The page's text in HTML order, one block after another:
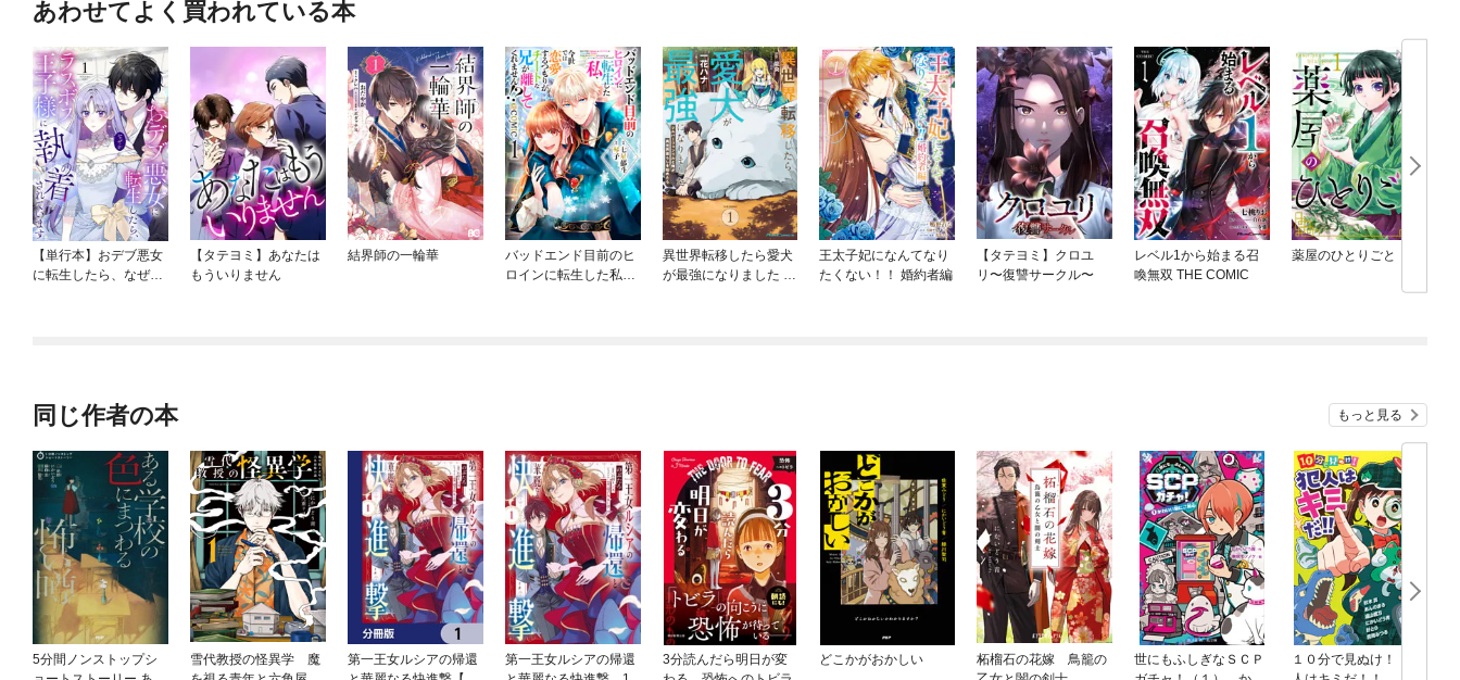
あわせてよく買われている本
【単行本】おデブ悪女
に転生したら、なぜか
【タテヨミ】あなたは
もういりません
結界師の一輪華
バッドエンド目前のヒ
ロインに転生した私、
異世界転移したら愛犬
が最強になりました ～
王太子妃になんてなり
たくない！！ 婚約者編
【タテヨミ】クロユ
リ〜復讐サークル〜
レベル1から始まる召
喚無双 THE COMIC
薬屋のひとりごと
同じ作者の本 もっと見る
5分間ノンストップシ
雪代教授の怪異学 魔
第一王女ルシアの帰還
第一王女ルシアの帰還
3分読んだら明日が変
どこかがおかしい
柘榴石の花嫁 鳥籠の
世にもふしぎなＳＣＰ
１０分で見ぬけ！ 犯